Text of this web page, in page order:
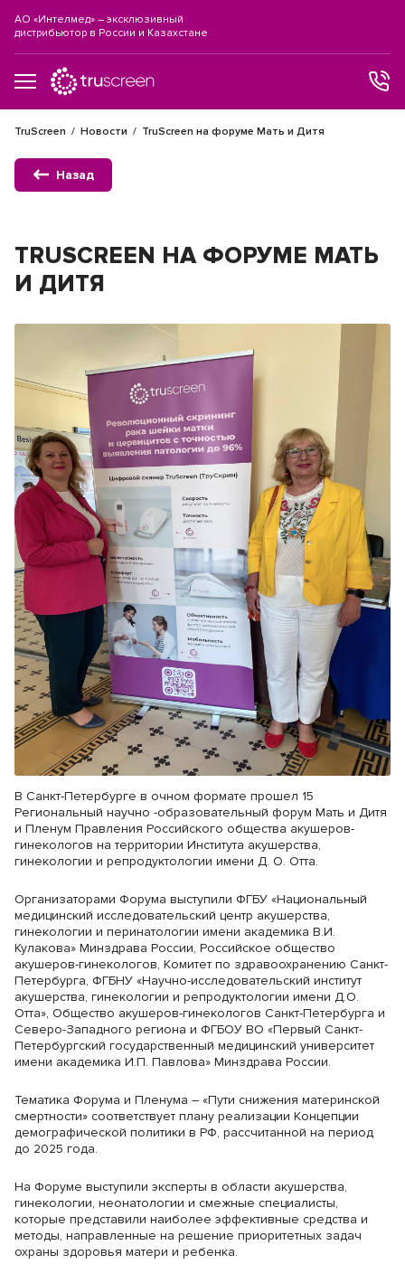
АО «Интелмед» – эксклюзивный
дистрибьютор в России и Казахстане
TruScreen Новости TruScreen на форуме Мать и Дитя
Назад
TRUSCREEN НА ФОРУМЕ МАТЬ
И ДИТЯ
В Санкт-Петербурге в очном формате прошел 15
Региональный научно -образовательный форум Мать и Дитя
и Пленум Правления Российского общества акушеров-
гинекологов на территории Института акушерства,
гинекологии и репродуктологии имени Д. О. Отта.
Организаторами Форума выступили ФГБУ «Национальный
медицинский исследовательский центр акушерства,
гинекологии и перинатологии имени академика В.И.
Кулакова» Минздрава России, Российское общество
акушеров-гинекологов, Комитет по здравоохранению Санкт-
Петербурга, ФГБНУ «Научно-исследовательский институт
акушерства, гинекологии и репродуктологии имени Д.О.
Отта», Общество акушеров-гинекологов Санкт-Петербурга и
Северо-Западного региона и ФГБОУ ВО «Первый Санкт-
Петербургский государственный медицинский университет
имени академика И.П. Павлова» Минздрава России.
Тематика Форума и Пленума – «Пути снижения материнской
смертности» соответствует плану реализации Концепции
демографической политики в РФ, рассчитанной на период
до 2025 года.
На Форуме выступили эксперты в области акушерства,
гинекологии, неонатологии и смежные специалисты,
которые представили наиболее эффективные средства и
методы, направленные на решение приоритетных задач
охраны здоровья матери и ребенка.